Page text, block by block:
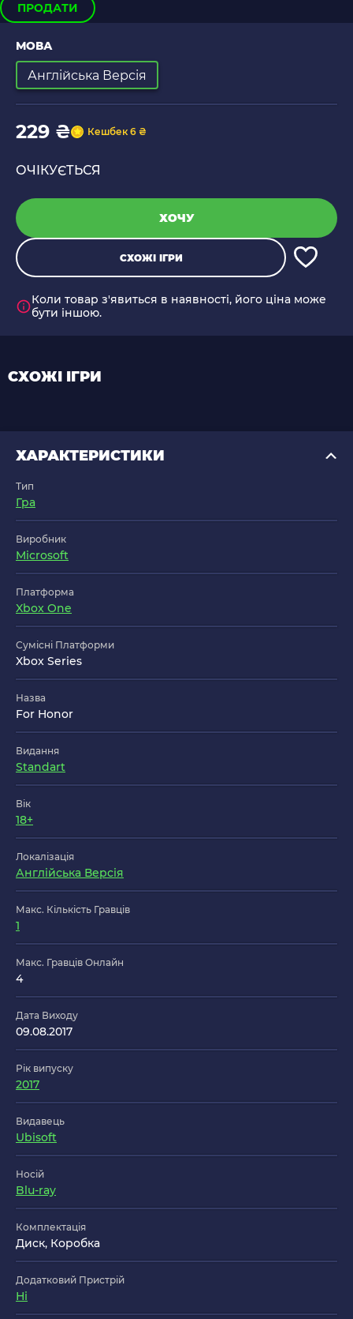
ПРОДАТИ
МОВА
Англійська Версія
229 ₴ Кешбек 6 ₴
ОЧІКУЄТЬСЯ
ХОЧУ
СХОЖІ ІГРИ
Коли товар з'явиться в наявності, його ціна може
бути іншою.
СХОЖІ ІГРИ
ХАРАКТЕРИСТИКИ
Тип
Гра
Виробник
Microsoft
Платформа
Xbox One
Сумісні Платформи
Xbox Series
Назва
For Honor
Видання
Standart
Вік
18+
Локалізація
Англійська Версія
Макс. Кількість Гравців
1
Макс. Гравців Онлайн
4
Дата Виходу
09.08.2017
Рік випуску
2017
Видавець
Ubisoft
Носій
Blu-ray
Комплектація
Диск, Коробка
Додатковий Пристрій
Ні